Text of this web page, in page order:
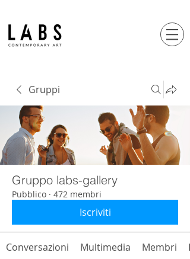
Gruppi
Gruppo labs-gallery
Pubblico · 472 membri
Iscriviti
Conversazioni Multimedia Membri